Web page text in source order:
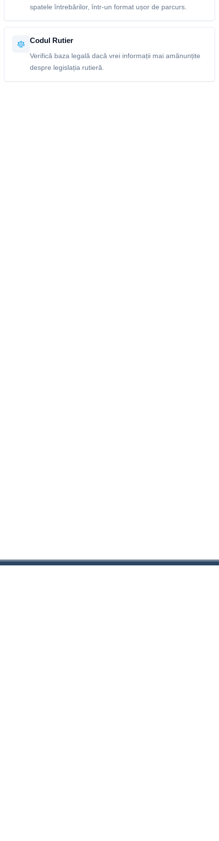
spatele întrebărilor, într-un format ușor de parcurs.
Codul Rutier
Verifică baza legală dacă vrei informații mai amănunțite
despre legislația rutieră.